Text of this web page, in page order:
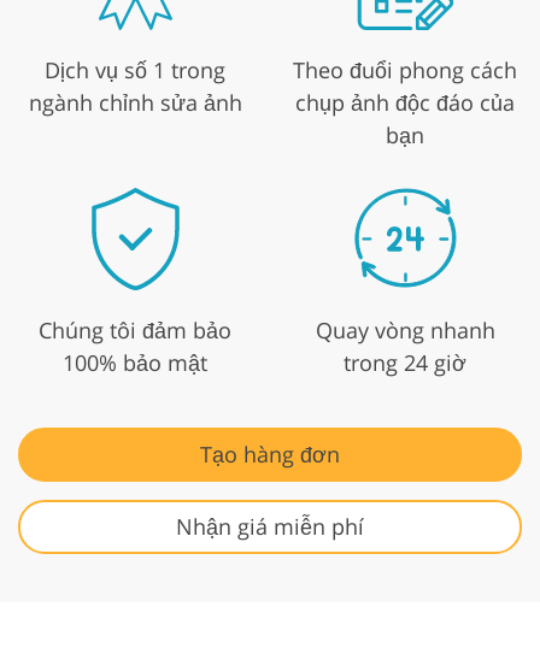
Dịch vụ số 1 trong
ngành chỉnh sửa ảnh
Theo đuổi phong cách
chụp ảnh độc đáo của
bạn
Chúng tôi đảm bảo
100% bảo mật
Quay vòng nhanh
trong 24 giờ
Tạo hàng đơn
Nhận giá miễn phí